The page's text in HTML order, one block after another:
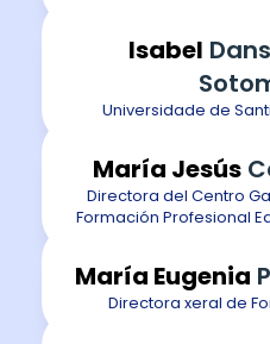
Isabel
Universidade de
María Jesús
Directora del Centro
Formación Profesional
María Eugenia
Directora xeral de